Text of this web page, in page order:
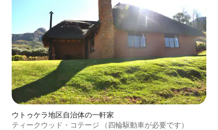
ウトゥケラ地区自治体の一軒家
ティークウッド・コテージ （四輪駆動車が必要です）